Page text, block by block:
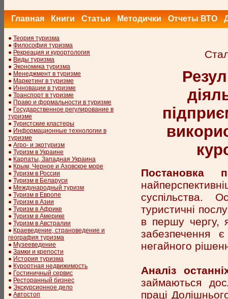
Главная Книги Статьи Методички Отчеты ВТО
● Теория туризма
● Философия туризма
● Рекреация и курортология
● Виды туризма
● Экономика туризма
● Менеджмент в туризме
● Маркетинг в туризме
● Инновации в туризме
● Транспорт в туризме
● Право и формальности в туризме
● Государственное регулирование в
туризме
● Туристские кластеры
● Информационные технологии в
туризме
● Агро- и экотуризм
● Туризм в Украине
● Карпаты, Западная Украина
● Крым, Черное и Азовское море
● Туризм в России
● Туризм в Беларуси
● Международный туризм
● Туризм в Европе
● Туризм в Азии
● Туризм в Африке
● Туризм в Америке
● Туризм в Австралии
● Краеведение, страноведение и
география туризма
● Музееведение
● Замки и крепости
● История туризма
● Курортная недвижимость
● Гостиничный сервис
● Ресторанный бизнес
● Экскурсионное дело
● Автостоп
Постановка
суспільства.
туристичні
в першу чергу,
забезпечення
негайного
Аналіз
займаються
праці